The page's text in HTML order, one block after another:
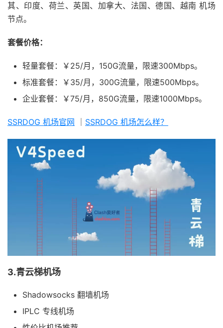
其、印度、荷兰、英国、加拿大、法国、德国、越南 机场
节点。
套餐价格：
轻量套餐：￥25/月，150G流量，限速300Mbps。
标准套餐：￥35/月，300G流量，限速500Mbps。
企业套餐：￥75/月，850G流量，限速1000Mbps。
SSRDOG 机场官网 SSRDOG 机场怎么样？
3.青云梯机场
Shadowsocks 翻墙机场
IPLC 专线机场